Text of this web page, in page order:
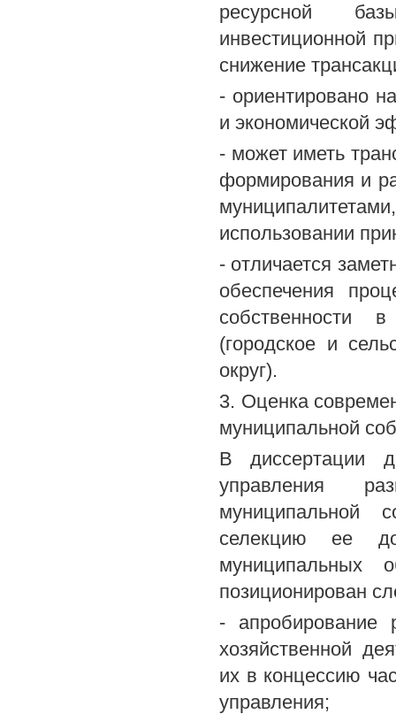
ресурсной
инвестиционной
снижение
- ориентировано
и экономической
- может иметь
формирования и
использовании
- отличается
обеспечения
собственности
(городское и
округ).
3. Оценка
муниципальной
В диссертации
управления
муниципальной
селекцию ее
муниципальных
позиционирован
- апробирование
хозяйственной
их в концессию
управления;